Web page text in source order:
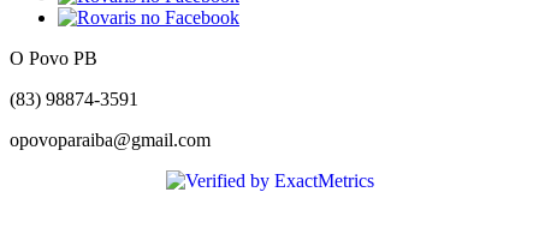
O Povo PB
(83) 98874-3591
opovoparaiba@gmail.com